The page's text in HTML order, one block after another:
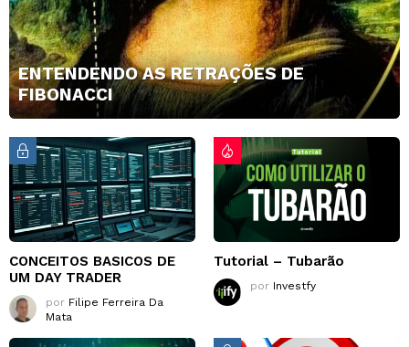
ENTENDENDO AS RETRAÇÕES DE
FIBONACCI
CONCEITOS BASICOS DE
UM DAY TRADER
por Filipe Ferreira Da
Mata
Tutorial – Tubarão
por Investfy